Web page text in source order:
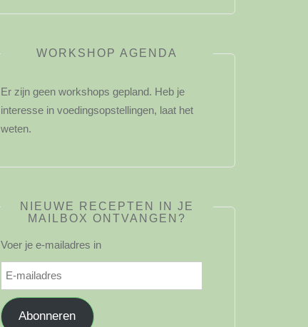
WORKSHOP AGENDA
Er zijn geen workshops gepland. Heb je
interesse in voedingsopstellingen, laat het
weten.
NIEUWE RECEPTEN IN JE
MAILBOX ONTVANGEN?
Voer je e-mailadres in
E-
mailadres
Abonneren